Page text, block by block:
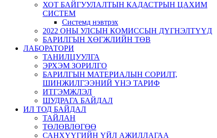
ХОТ БАЙГУУЛАЛТЫН КАДАСТРЫН ЦАХИМ
СИСТЕМ
Системд нэвтрэх
2022 ОНЫ УЛСЫН КОМИССЫН ДҮГНЭЛТҮҮД
БАРИЛГЫН ХӨГЖЛИЙН ТӨВ
ЛАБОРАТОРИ
ТАНИЛЦУУЛГА
ЭРХЭМ ЗОРИЛГО
БАРИЛГЫН МАТЕРИАЛЫН СОРИЛТ,
ШИНЖИЛГЭЭНИЙ ҮНЭ ТАРИФ
ИТГЭМЖЛЭЛ
ШУДРАГА БАЙДАЛ
ИЛ ТОД БАЙДАЛ
ТАЙЛАН
ТӨЛӨВЛӨГӨӨ
САНХҮҮГИЙН ҮЙЛ АЖИЛЛАГАА